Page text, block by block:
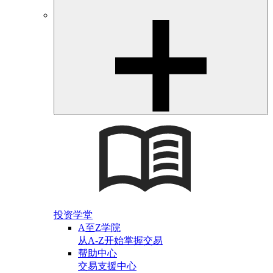
投资学堂
A至Z学院
从A-Z开始掌握交易
帮助中心
交易支援中心